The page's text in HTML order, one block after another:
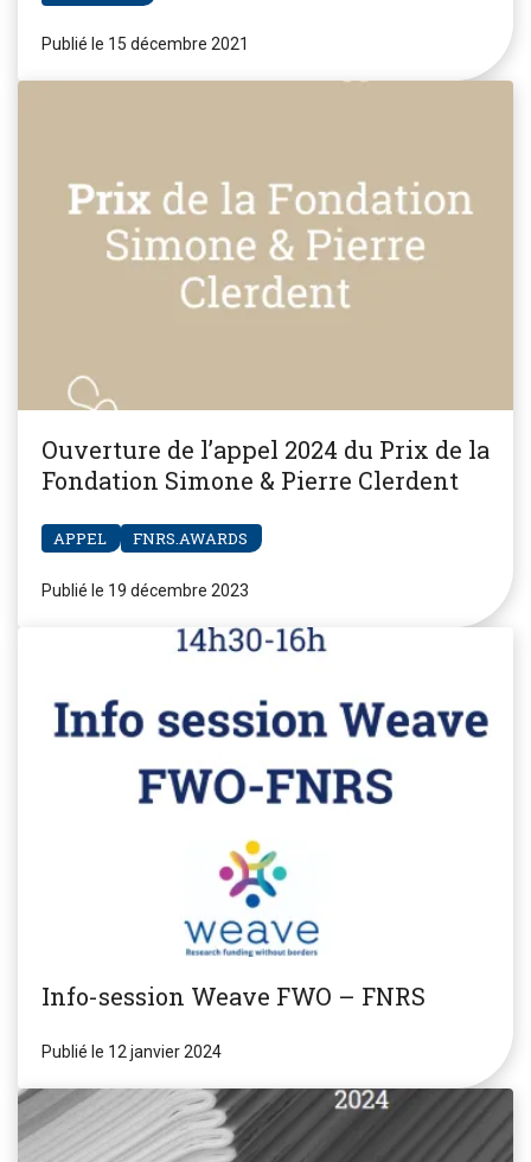
Publié le 15 décembre 2021
Ouverture de l’appel 2024 du Prix de la
Fondation Simone & Pierre Clerdent
APPEL FNRS.AWARDS
Publié le 19 décembre 2023
Info-session Weave FWO – FNRS
Publié le 12 janvier 2024